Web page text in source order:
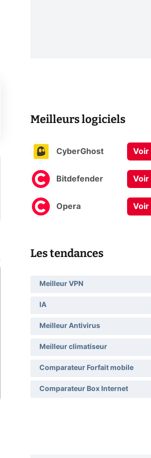
Meilleurs logiciels
CyberGhost Voir
Bitdefender Voir
Opera Voir
Les tendances
Meilleur VPN
IA
Meilleur Antivirus
Meilleur climatiseur
Comparateur Forfait mobile
Comparateur Box Internet